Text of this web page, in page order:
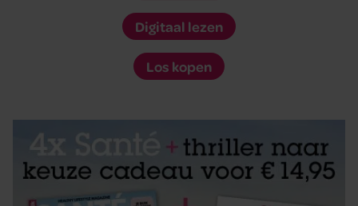
Digitaal lezen
Los kopen